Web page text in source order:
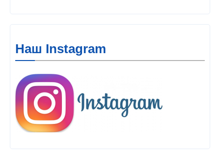
Наш Instagram